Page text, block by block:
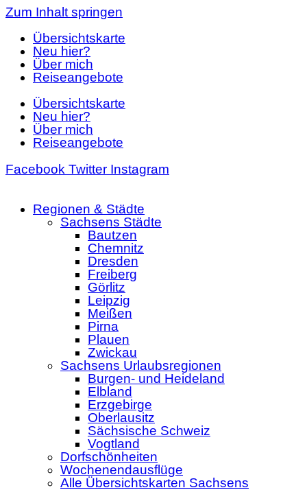
Zum Inhalt springen
Übersichtskarte
Neu hier?
Über mich
Reiseangebote
Übersichtskarte
Neu hier?
Über mich
Reiseangebote
Facebook Twitter Instagram
Regionen & Städte
Sachsens Städte
Bautzen
Chemnitz
Dresden
Freiberg
Görlitz
Leipzig
Meißen
Pirna
Plauen
Zwickau
Sachsens Urlaubsregionen
Burgen- und Heideland
Elbland
Erzgebirge
Oberlausitz
Sächsische Schweiz
Vogtland
Dorfschönheiten
Wochenendausflüge
Alle Übersichtskarten Sachsens